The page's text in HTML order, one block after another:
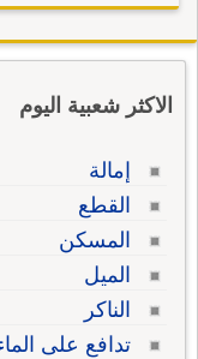
الاكثر شعبية اليوم
إمالة
القطع
المسكن
الميل
الناكر
تدافع على